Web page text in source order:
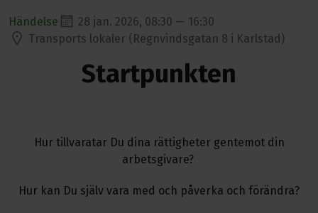
Händelse
28 jan. 2026, 08:30 — 16:30
Transports lokaler (Regnvindsgatan 8 i Karlstad)
Startpunkten
Hur tillvaratar Du dina rättigheter gentemot din
arbetsgivare?
Hur kan Du själv vara med och påverka och förändra?